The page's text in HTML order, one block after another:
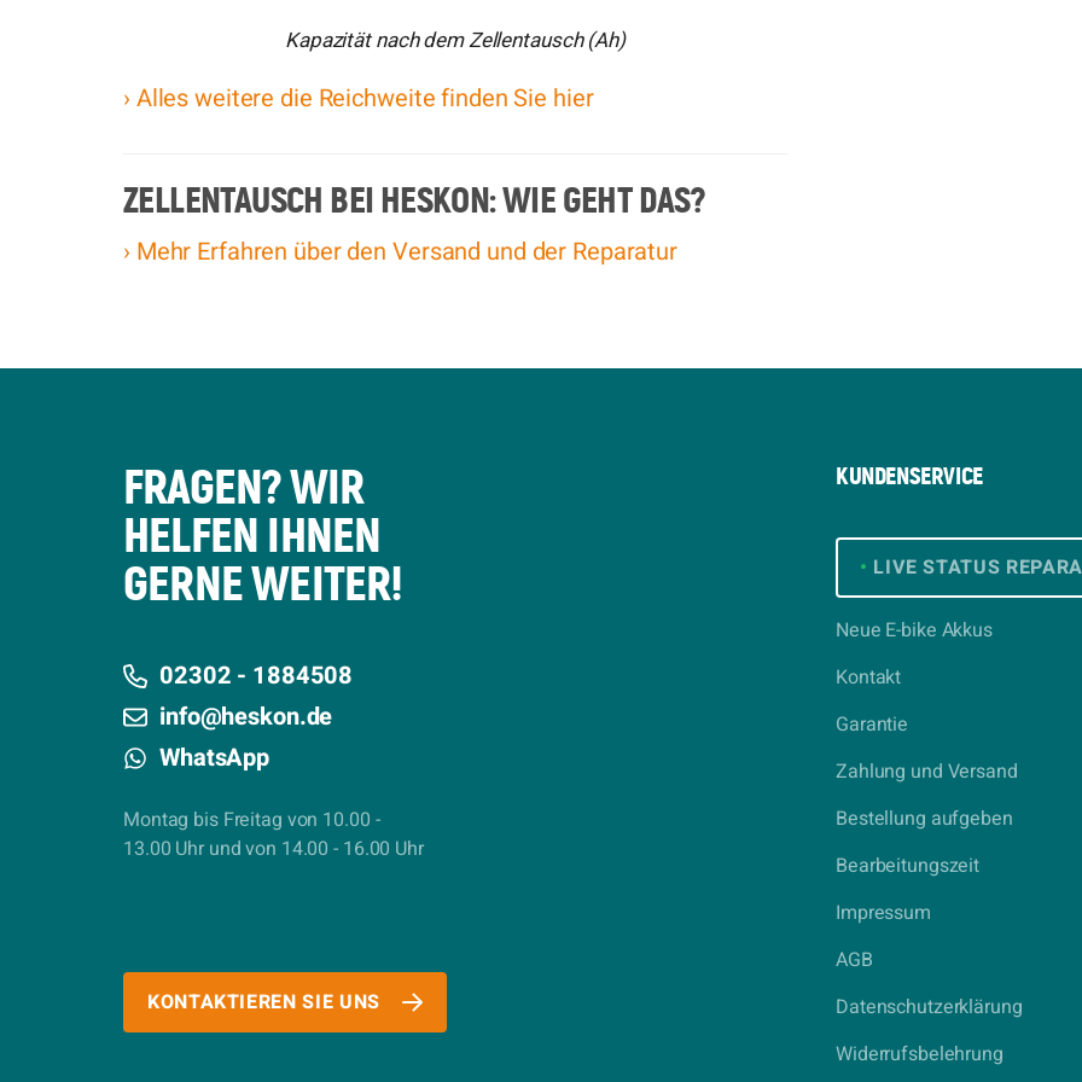
Kapazität nach dem Zellentausch (Ah)
› Alles weitere die Reichweite finden Sie hier
ZELLENTAUSCH BEI HESKON: WIE GEHT DAS?
› Mehr Erfahren über den Versand und der Reparatur
FRAGEN? WIR
HELFEN IHNEN
GERNE WEITER!
02302 - 1884508
info@heskon.de
WhatsApp
Montag bis Freitag von 10.00 -
13.00 Uhr und von 14.00 - 16.00 Uhr
KONTAKTIEREN SIE UNS
KUNDENSERVICE
• LIVE STATUS
Neue E-bike Akkus
Kontakt
Garantie
Zahlung und Versand
Bestellung aufgeben
Bearbeitungszeit
Impressum
AGB
Datenschutzerklärung
Widerrufsbelehrung